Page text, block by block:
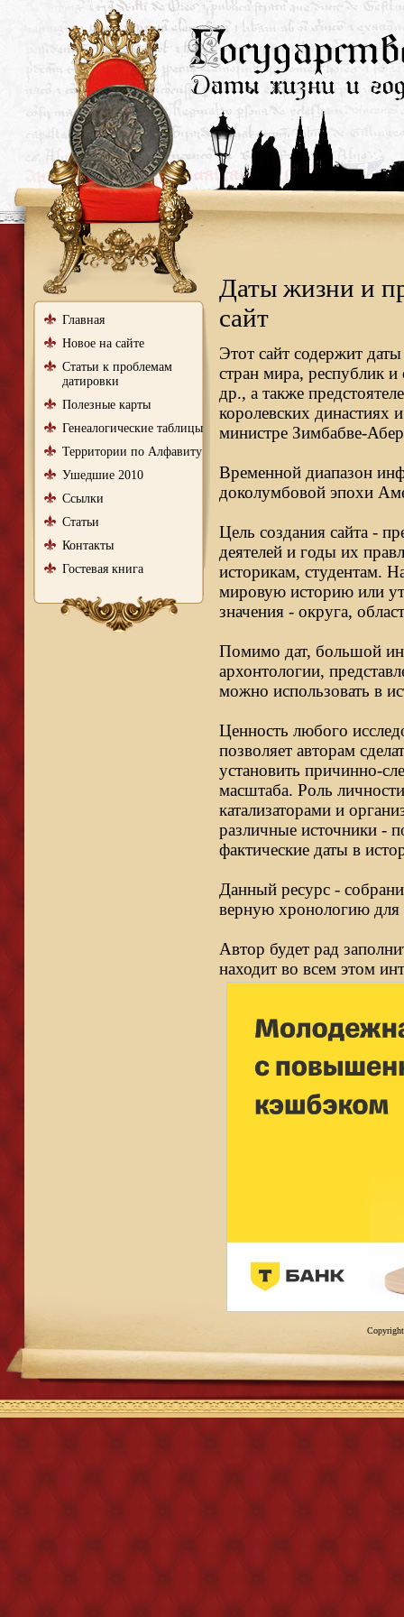
Главная
Новое на сайте
Статьи к проблемам
датировки
Полезные карты
Генеалогические таблицы
Территории по Алфавиту
Ушедшие 2010
Ссылки
Статьи
Контакты
Гостевая книга
Даты жизни и
сайт
Этот сайт содержит
стран мира, республик и
др., а также
королевских династиях
министре Зимбабве-
Временной диапазон
доколумбовой эпохи
Цель создания сайта -
деятелей и годы их
историкам, студентам.
мировую историю или
значения - округа,
Помимо дат, большой
архонтологии,
можно использовать в
Ценность любого
позволяет авторам
установить причинно-
масштаба. Роль
катализаторами и
различные источники -
фактические даты в
Данный ресурс -
верную хронологию для
Автор будет рад
находит во всем этом
Copyright